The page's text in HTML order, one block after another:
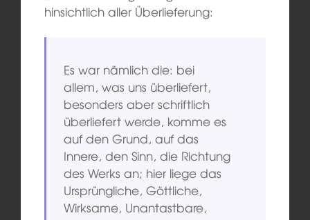
hinsichtlich aller Überlieferung:
Es war nämlich die: bei
allem, was uns überliefert,
besonders aber schriftlich
überliefert werde, komme es
auf den Grund, auf das
Innere, den Sinn, die Richtung
des Werks an; hier liege das
Ursprüngliche, Göttliche,
Wirksame, Unantastbare,